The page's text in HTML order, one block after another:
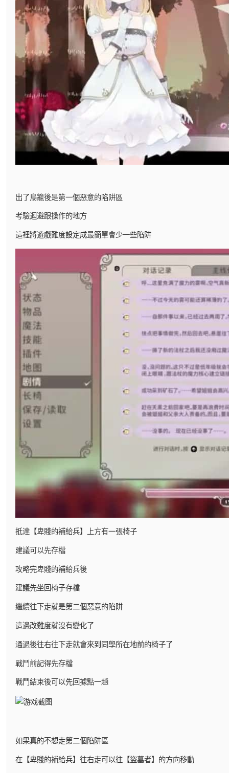
出了鳥籠後是第一個惡意的陷阱區
考驗迴避跟操作的地方
這裡將遊戲難度設定成最簡單會少一些陷阱
抵達【卑賤的補給兵】上方有一張椅子
建議可以先存檔
攻略完卑賤的補給兵後
建議先坐回椅子存檔
繼續往下走就是第二個惡意的陷阱
這邊改難度就沒有變化了
通過後往右往下走就會來到同學所在地前的椅子了
戰鬥前記得先存檔
戰鬥結束後可以先回據點一趟
如果真的不想走第二個陷阱區
在【卑賤的補給兵】往右走可以往【盜墓者】的方向移動